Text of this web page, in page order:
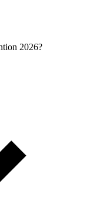
2026?